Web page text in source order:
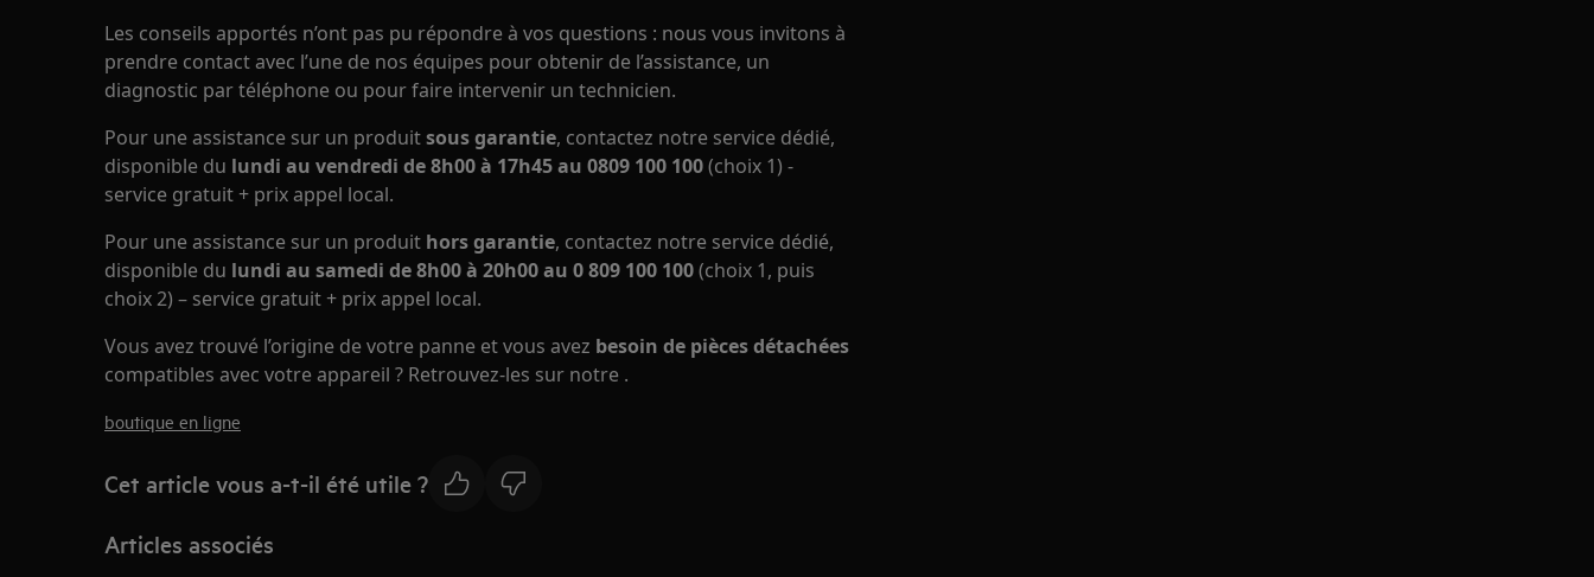
Les conseils apportés n’ont pas pu répondre à vos questions : nous vous invitons à
prendre contact avec l’une de nos équipes pour obtenir de l’assistance, un
diagnostic par téléphone ou pour faire intervenir un technicien.
Pour une assistance sur un produitsous garantie, contactez notre service dédié,
disponible du lundi au vendredi de 8h00 à 17h45 au 0809 100 100(choix 1) -
service gratuit + prix appel local.
Pour une assistance sur un produit hors garantie, contactez notre service dédié,
disponible du lundi au samedi de 8h00 à 20h00 au 0 809 100 100(choix 1, puis
choix 2) – service gratuit + prix appel local.
Vous avez trouvé l’origine de votre panne et vous avez besoin de pièces détachées
compatibles avec votre appareil ? Retrouvez-les sur notre .
boutique en ligne
Cet article vous a-t-il été utile ?
Articles associés